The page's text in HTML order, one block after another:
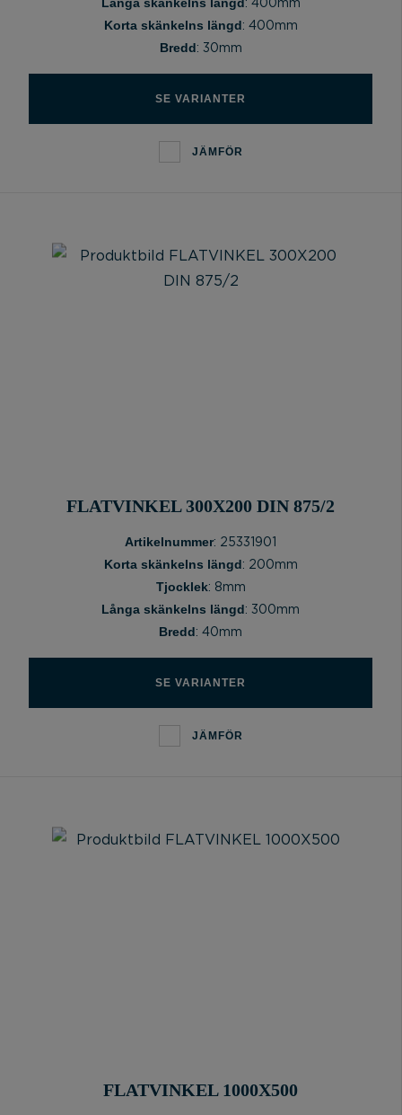
: 400mm
Korta skänkelns längd: 400mm
Bredd: 30mm
SE VARIANTER
JÄMFÖR
FLATVINKEL 300X200 DIN 875/2
Artikelnummer: 25331901
Korta skänkelns längd: 200mm
Tjocklek: 8mm
Långa skänkelns längd: 300mm
Bredd: 40mm
SE VARIANTER
JÄMFÖR
FLATVINKEL 1000X500